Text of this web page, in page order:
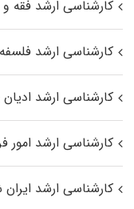
کارشناسی ارشد فقه
کارشناسی ارشد
کارشناسی ارشد
کارشناسی ارشد امور
کارشناسی ارشد